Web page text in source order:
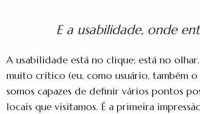
E a usabilidade, onde
A usabilidade está no clique; está no
muito crítico (eu, como usuário, também
somos capazes de definir vários pontos
locais que visitamos. É a primeira